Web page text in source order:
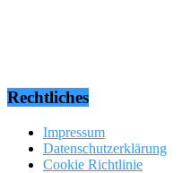
Rechtliches
Impressum
Datenschutzerklärung
Cookie Richtlinie